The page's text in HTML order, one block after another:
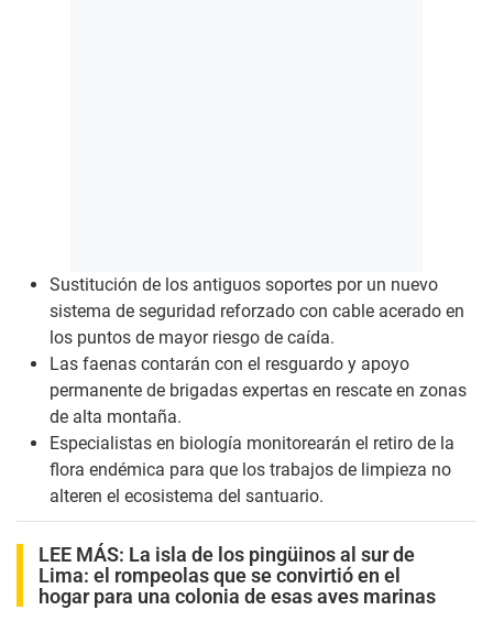
Sustitución de los antiguos soportes por un nuevo
sistema de seguridad reforzado con cable acerado en
los puntos de mayor riesgo de caída.
Las faenas contarán con el resguardo y apoyo
permanente de brigadas expertas en rescate en zonas
de alta montaña.
Especialistas en biología monitorearán el retiro de la
flora endémica para que los trabajos de limpieza no
alteren el ecosistema del santuario.
LEE MÁS: La isla de los pingüinos al sur de
Lima: el rompeolas que se convirtió en el
hogar para una colonia de esas aves marinas